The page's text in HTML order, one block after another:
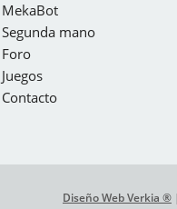
MekaBot
Segunda mano
Foro
Juegos
Contacto
Diseño Web Verkia ® |